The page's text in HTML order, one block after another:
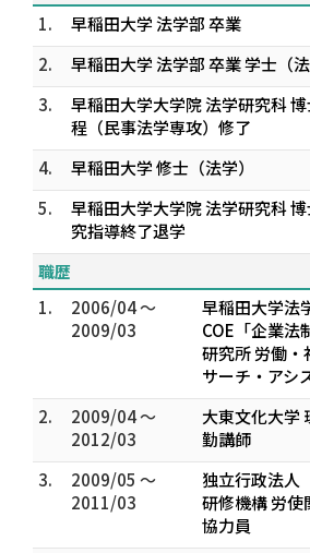
1.
早稲田大学 法学部 卒業
2.
早稲田大学 法学部 卒業 学士（法
3.
早稲田大学大学院 法学研究科
程（民事法学専攻）修了
4.
早稲田大学 修士（法学）
5.
早稲田大学大学院 法学研究科
究指導終了退学
職歴
1.
2006/04 ～
2009/03
早稲田大学法
COE「企業法
研究所 労働・
サーチ・アシ
2.
2009/04 ～
2012/03
大東文化大学
勤講師
3.
2009/05 ～
2011/03
独立行政法人
研修機構 労使
協力員